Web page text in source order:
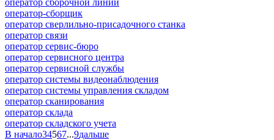
оператор-сборщик
оператор сверлильно-присадочного станка
оператор связи
оператор сервис-бюро
оператор сервисного центра
оператор сервисной службы
оператор системы видеонаблюдения
оператор системы управления складом
оператор сканирования
оператор склада
оператор складского учета
В начало34567...9дальше